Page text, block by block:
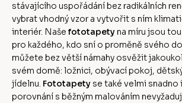
stávajícího uspořádání bez radikálních
vybrat vhodný vzor a vytvořit s ním
interiér. Naše fototapetyna míru jsou
pro každého, kdo sní o proměně svého
můžete bez větší námahy osvěžit
svém domě: ložnici, obývací pokoj,
jídelnu. Fototapety se také velmi snadno
porovnání s běžným malováním